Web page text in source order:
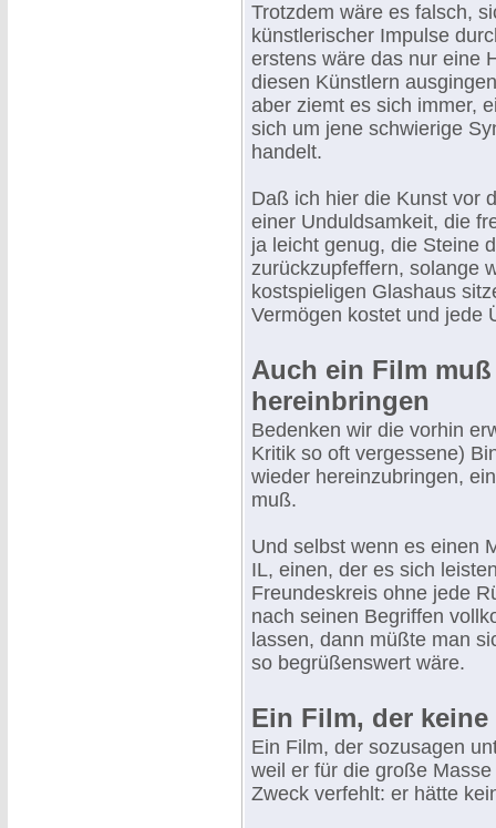
Trotzdem wäre es falsch,
künstlerischer Impulse
erstens wäre das nur eine
diesen Künstlern
aber ziemt es sich immer,
sich um jene schwierige
handelt.
Daß ich hier die Kunst vor
einer Unduldsamkeit, die
ja leicht genug, die Steine
zurückzupfeffern, solange
kostspieligen Glashaus
Vermögen kostet und jede
Auch ein Film
hereinbringen
Bedenken wir die vorhin
Kritik so oft vergessene)
wieder hereinzubringen,
muß.
Und selbst wenn es einen
IL, einen, der es sich
Freundeskreis ohne jede
nach seinen Begriffen
lassen, dann müßte man
so begrüßenswert wäre.
Ein Film, der
Ein Film, der sozusagen
weil er für die große
Zweck verfehlt: er hätte